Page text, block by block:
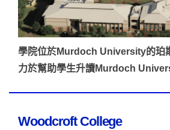
學院位於Murdoch University的珀
力於幫助學生升讀Murdoch
Woodcroft College